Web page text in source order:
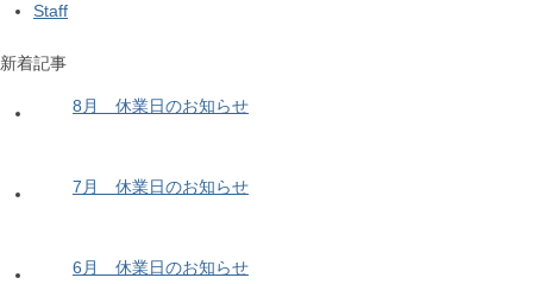
Staff
新着記事
8月 休業日のお知らせ
7月 休業日のお知らせ
6月 休業日のお知らせ